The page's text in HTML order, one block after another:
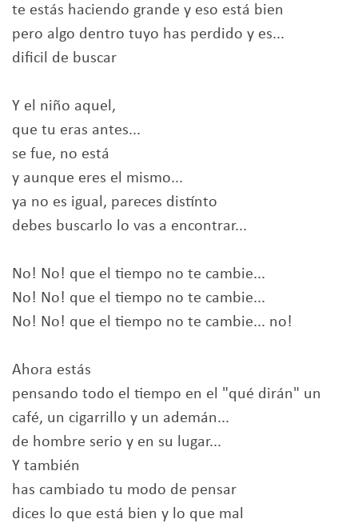
te estás haciendo grande y eso está bien
pero algo dentro tuyo has perdido y es...
dificil de buscar
Y el niño aquel,
que tu eras antes...
se fue, no está
y aunque eres el mismo...
ya no es igual, pareces distínto
debes buscarlo lo vas a encontrar...
No! No! que el tiempo no te cambie...
No! No! que el tiempo no te cambie...
No! No! que el tiempo no te cambie... no!
Ahora estás
pensando todo el tiempo en el "qué dirán" un
café, un cigarrillo y un ademán...
de hombre serio y en su lugar...
Y también
has cambiado tu modo de pensar
dices lo que está bien y lo que mal